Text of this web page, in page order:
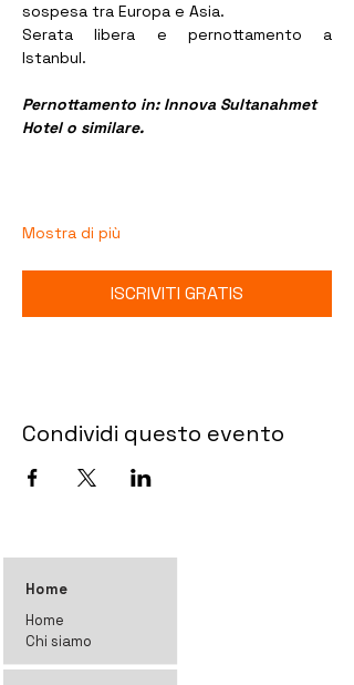
sospesa tra Europa e Asia.
Serata libera e pernottamento a
Istanbul.
Pernottamento in: Innova Sultanahmet
Hotel o similare.
Mostra di più
ISCRIVITI GRATIS
Condividi questo evento
Home
Home
Chi siamo